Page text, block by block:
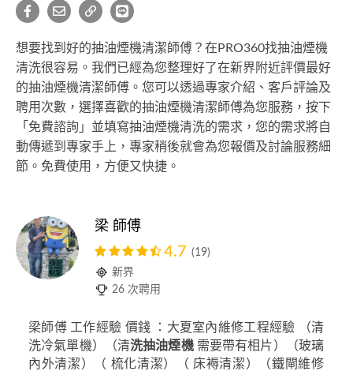
想要找到好的抽油煙機清潔師傅？在PRO360找抽油煙機
清洗很容易。我們已經為您整理好了在新界附近評價最好
的抽油煙機清潔師傅。您可以透過專家介紹、客戶評論及
聘用次數，選擇喜歡的抽油煙機清潔師傅為您服務，按下
「免費諮詢」並填寫抽油煙機清洗的需求，您的需求將自
動傳遞到專家手上，專家稍後就會為您報價及討論服務細
節。免費使用，方便又快捷。
梁 師傅
4.7 (19)
新界
26 次聘用
梁師傅 工作經驗 價錢 ：大夏室內維修工程經驗 （清
洗冷氣單機）（清洗抽油煙機需要帶有相片）（玻璃
內外清潔）（ 梳化清潔）（ 床褥清潔）（鐵閘維修